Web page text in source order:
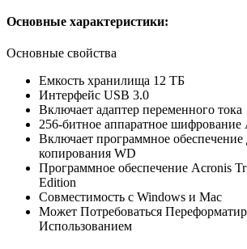
Основные характеристики:
Основные свойства
Емкость хранилища 12 ТБ
Интерфейс USB 3.0
Включает адаптер переменного тока
256-битное аппаратное шифрование
Включает программное обеспечение
копирования WD
Программное обеспечение Acronis
Edition
Совместимость с Windows и Mac
Может Потребоваться
Использованием